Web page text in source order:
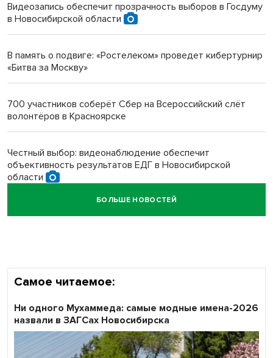
Инвалид получил условный срок за избиение врачей
Видеозапись обеспечит прозрачность выборов в Госдуму
в Новосибирской области
В память о подвиге: «Ростелеком» проведет кибертурнир
«Битва за Москву»
700 участников соберёт Сбер на Всероссийский слёт
волонтёров в Красноярске
Честный выбор: видеонаблюдение обеспечит
объективность результатов ЕДГ в Новосибирской
области
Кибертанки пошли в бой: «Ростелеком» объявляет
БОЛЬШЕ НОВОСТЕЙ
Самое читаемое:
Ни одного Мухаммеда: самые модные имена-2026
назвали в ЗАГСах Новосибирска